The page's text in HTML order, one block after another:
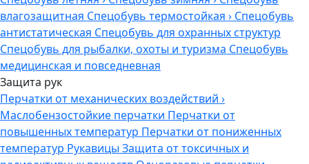
влагозащитная Спецобувь термостойкая › Спецобувь
антистатическая Спецобувь для охранных структур
Спецобувь для рыбалки, охоты и туризма Спецобувь
медицинская и повседневная
Защита рук
Перчатки от механических воздействий ›
Маслобензостойкие перчатки Перчатки от
повышенных температур Перчатки от пониженных
температур Рукавицы Защита от токсичных и